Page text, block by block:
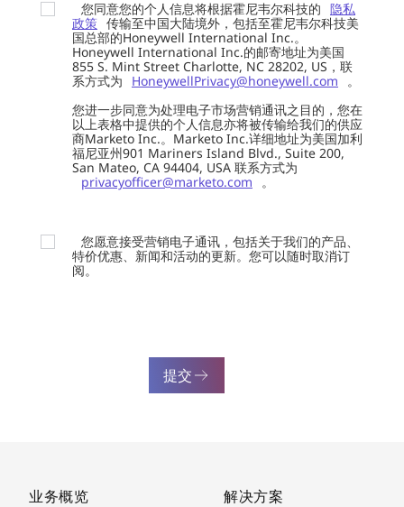
您同意您的个人信息将根据霍尼韦尔科技的 隐私
政策 传输至中国大陆境外，包括至霍尼韦尔科技美
国总部的Honeywell International Inc.。
Honeywell International Inc.的邮寄地址为美国
855 S. Mint Street Charlotte, NC 28202, US，联
系方式为
HoneywellPrivacy@honeywell.com
。
您进一步同意为处理电子市场营销通讯之目的，您在
以上表格中提供的个人信息亦将被传输给我们的供应
商Marketo Inc.。Marketo Inc.详细地址为美国加利
福尼亚州901 Mariners Island Blvd., Suite 200,
San Mateo, CA 94404, USA 联系方式为
privacyofficer@marketo.com
。
您愿意接受营销电子通讯，包括关于我们的产品、
特价优惠、新闻和活动的更新。您可以随时取消订
阅。
提交
业务概览
解决方案